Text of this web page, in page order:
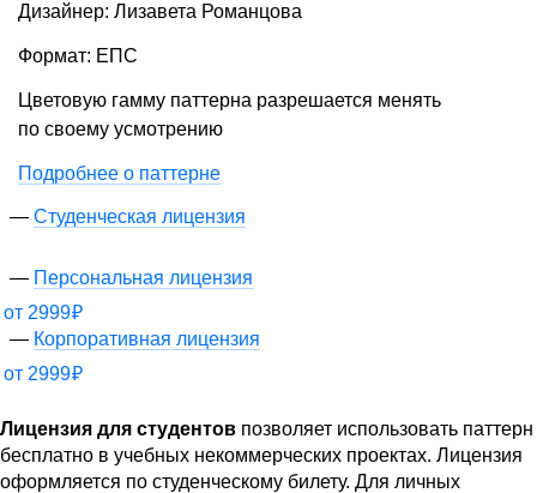
Дизайнер: Лизавета Романцова
Формат: ЕПС
Цветовую гамму паттерна разрешается менять
по своему усмотрению
Подробнее о паттерне
Студенческая лицензия
Персональная лицензия
от 2999₽
Корпоративная лицензия
от 2999₽
Лицензия для студентов позволяет использовать паттерн
бесплатно в учебных некоммерческих проектах. Лицензия
оформляется по студенческому билету. Для личных